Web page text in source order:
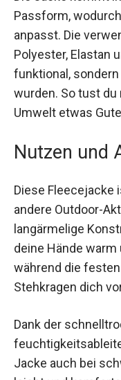
Passform,
anpasst. Die
Polyester, Elastan
funktional,
recycelt wurden.
auch der Umwelt
Nutzen und
und andere
langärmelige
hält deine Hände
Schutz, während
schmale
schützen.
Dank der
Jacke auch bei